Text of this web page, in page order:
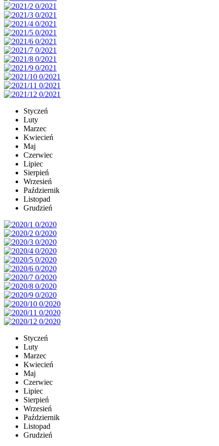
Styczeń
Luty
Marzec
Kwiecień
Maj
Czerwiec
Lipiec
Sierpień
Wrzesień
Październik
Listopad
Grudzień
Styczeń
Luty
Marzec
Kwiecień
Maj
Czerwiec
Lipiec
Sierpień
Wrzesień
Październik
Listopad
Grudzień